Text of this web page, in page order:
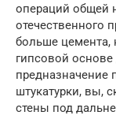
операций общей
отечественного
больше цемента,
гипсовой
предназначение
штукатурки, вы,
стены под